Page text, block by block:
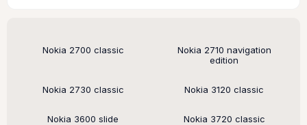
Поддерживаемые модели
Nokia 2700 classic
Nokia 2710 navigation
edition
Nokia 2730 classic Nokia 3120 classic
Nokia 3600 slide Nokia 3720 classic